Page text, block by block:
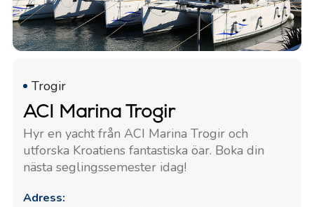
Trogir
ACI Marina Trogir
Hyr en yacht från ACI Marina Trogir och
utforska Kroatiens fantastiska öar. Boka din
nästa seglingssemester idag!
Adress: